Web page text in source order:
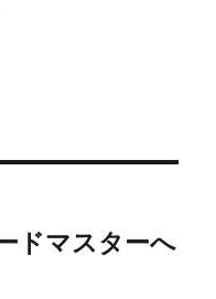
ドマスターへ